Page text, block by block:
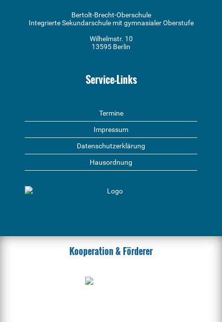
Bertolt-Brecht-Oberschule
Integrierte Sekundarschule mit gymnasialer Oberstufe
Wilhelmstr. 10
13595 Berlin
Service-Links
Termine
Impressum
Datenschutzerklärung
Hausordnung
Kooperation & Förderer